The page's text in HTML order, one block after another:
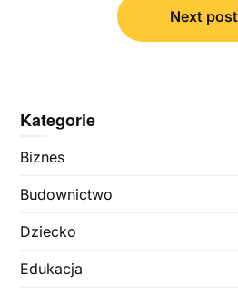
Next post
Kategorie
Biznes
Budownictwo
Dziecko
Edukacja